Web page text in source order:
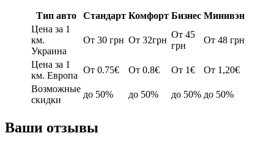
Тип авто Стандарт Комфорт Бизнес Минивэн
Цена за 1
км.
Украина
От 30 грн От 32грн
От 45
грн
От 48 грн
Цена за 1
км. Европа
От 0.75€ От 0.8€ От 1€
От 1,20€
Возможные
скидки
до 50% до 50% до 50% до 50%
Ваши отзывы